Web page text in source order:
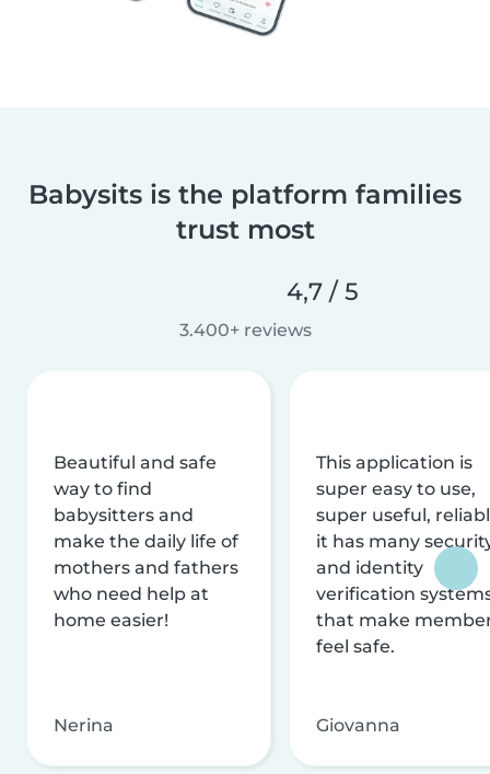
Babysits is the platform families
trust most
4,7 / 5
3.400+ reviews
Beautiful and safe
way to find
babysitters and
make the daily life of
mothers and fathers
who need help at
home easier!
Nerina
This application is
super easy to use,
super useful,
it has many
and identity
verification
that make
feel safe.
Giovanna